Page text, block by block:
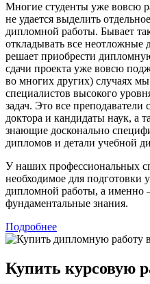
Многие студенты уже вовсю
не удается выделить
дипломной работы. Бывает
откладывать все неотложные
решает приобрести
сдачи проекта уже вовсю
во многих других) случаях
специалистов высокого
задач. Это все
доктора и кандидаты наук, а
знающие досконально
дипломов и детали учебной
У наших профессиональных
необходимое для подготовки
дипломной работы, а именно
фундаментальные знания.
Подробнее
Купить курсовую